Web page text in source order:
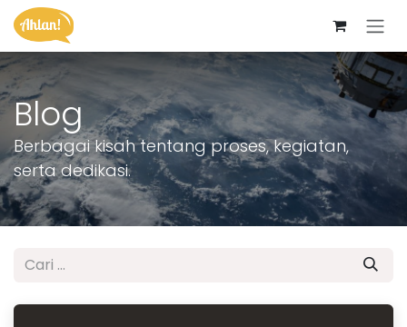
Skip ke Konten
Blog
Berbagai kisah tentang proses, kegiatan,
serta dedikasi.